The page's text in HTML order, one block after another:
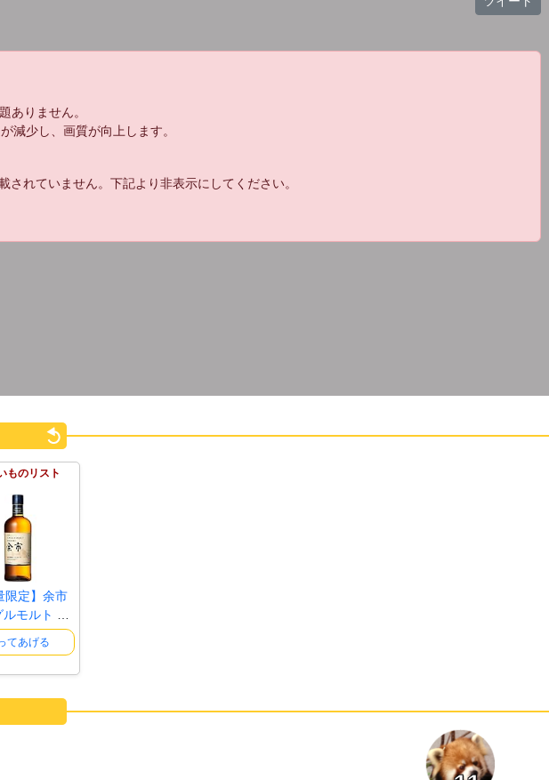
一人だし
ただのマフィア梶田じゃん
お！！！すげえ違和感あるし浮いた存在に
ありません。
減少し、画質が向上します。
れていません。下記より非表示にしてください。
ものリスト
限定】余市
モルト 余
..
てあげる